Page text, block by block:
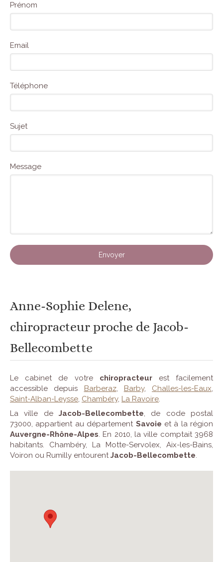
Prénom
Email
Téléphone
Sujet
Message
Envoyer
Anne-Sophie Delene,
chiropracteur proche de Jacob-
Bellecombette
Le cabinet de votre chiropracteurest facilement
accessible depuis
Barberaz, Barby, Challes-les-Eaux,
Saint-Alban-Leysse, Chambéry, La Ravoire.
La ville de Jacob-Bellecombette, de code postal
73000, appartient au département Savoie et à la région
Auvergne-Rhône-Alpes. En 2010, la ville comptait 3968
habitants. Chambéry, La Motte-Servolex, Aix-les-Bains,
Voiron ou Rumilly entourentJacob-Bellecombette.